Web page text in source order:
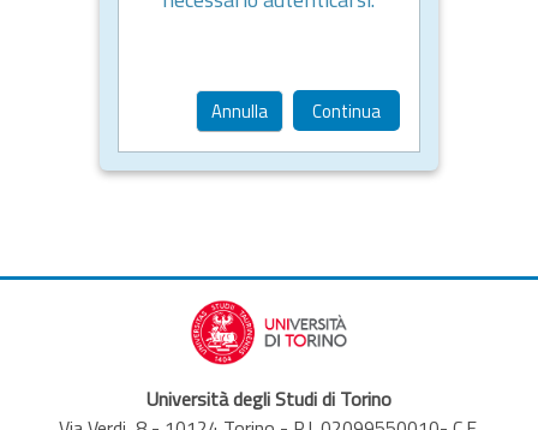
Annulla Continua
Università degli Studi di Torino